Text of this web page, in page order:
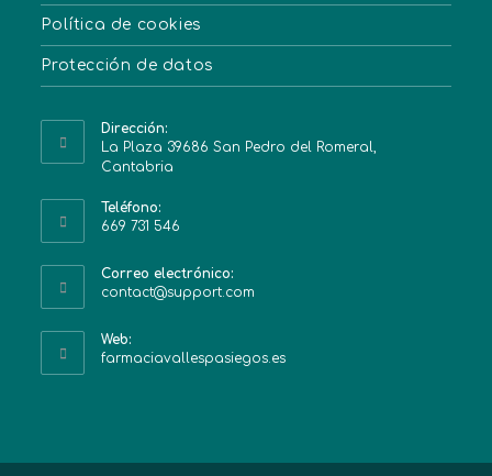
Política de cookies
Protección de datos
Dirección:
La Plaza 39686 San Pedro del Romeral,
Cantabria
Teléfono:
669 731 546
Correo electrónico:
contact@support.com
Web:
farmaciavallespasiegos.es